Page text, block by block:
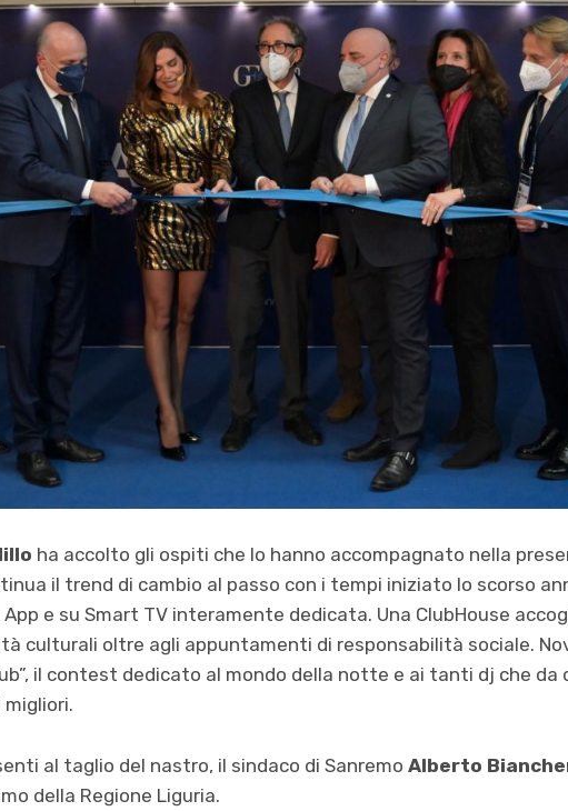
ha accolto gli ospiti che lo hanno accompagnato nella
il trend di cambio al passo con i tempi iniziato lo scorso
App e su Smart TV interamente dedicata. Una ClubHouse
culturali oltre agli appuntamenti di responsabilità sociale.
il contest dedicato al mondo della notte e ai tanti dj che da
al taglio del nastro, il sindaco di Sanremo Alberto
della Regione Liguria.